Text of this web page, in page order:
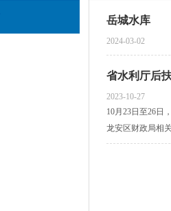
岳城水库
2024-03-02
省水利厅后
2023-10-27
10月23日至26日
龙安区财政局相